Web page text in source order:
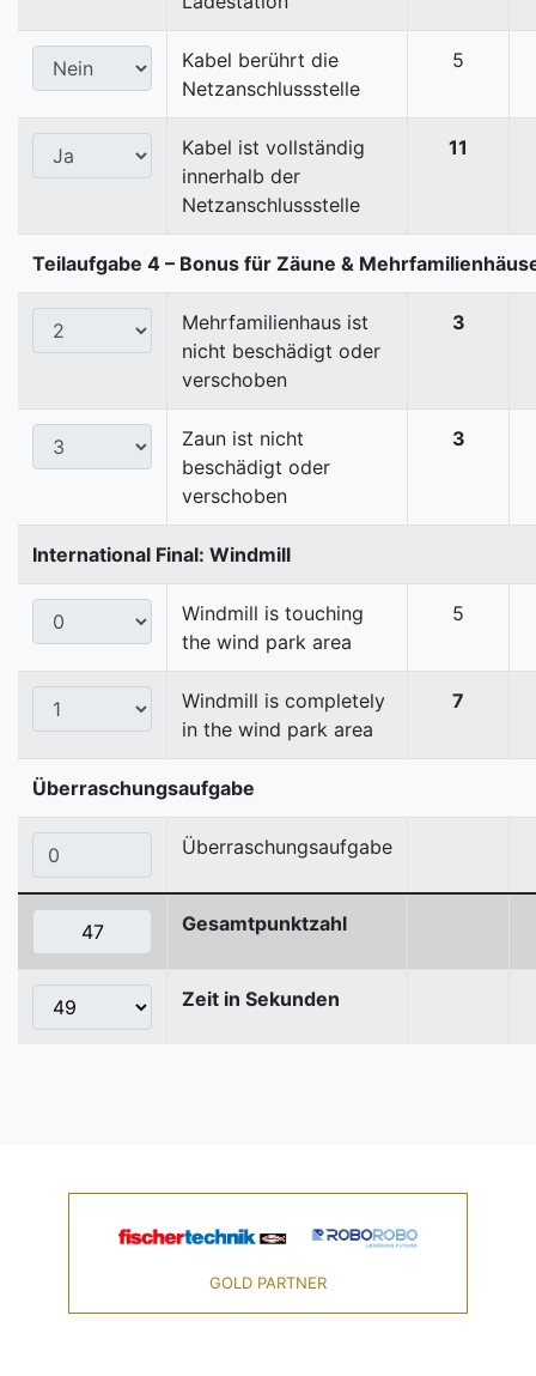
Kabel berührt die
Netzanschlussstelle
5
Kabel ist vollständig
innerhalb der
Netzanschlussstelle
11
Teilaufgabe 4 – Bonus für Zäune &
Mehrfamilienhaus ist
nicht beschädigt oder
verschoben
3
Zaun ist nicht
beschädigt oder
verschoben
3
International Final: Windmill
Windmill is touching
the wind park area
5
Windmill is completely
in the wind park area
7
Überraschungsaufgabe
Überraschungsaufgabe
Gesamtpunktzahl
Zeit in Sekunden
GOLD PARTNER